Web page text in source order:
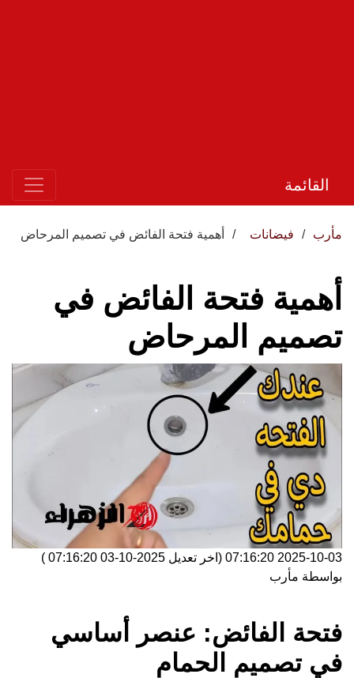
القائمة
مأرب فيضانات أهمية فتحة الفائض في تصميم المرحاض
أهمية فتحة الفائض في
تصميم المرحاض
2025-10-03 07:16:20 (اخر تعديل 2025-10-03 07:16:20
)
بواسطة مأرب
فتحة الفائض: عنصر أساسي
في تصميم الحمام